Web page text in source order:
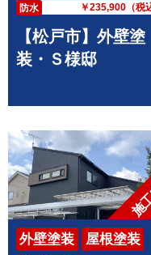
防水
￥235,900（税
【松戸市】外壁塗
装・Ｓ様邸
施
外壁塗装
屋根塗装